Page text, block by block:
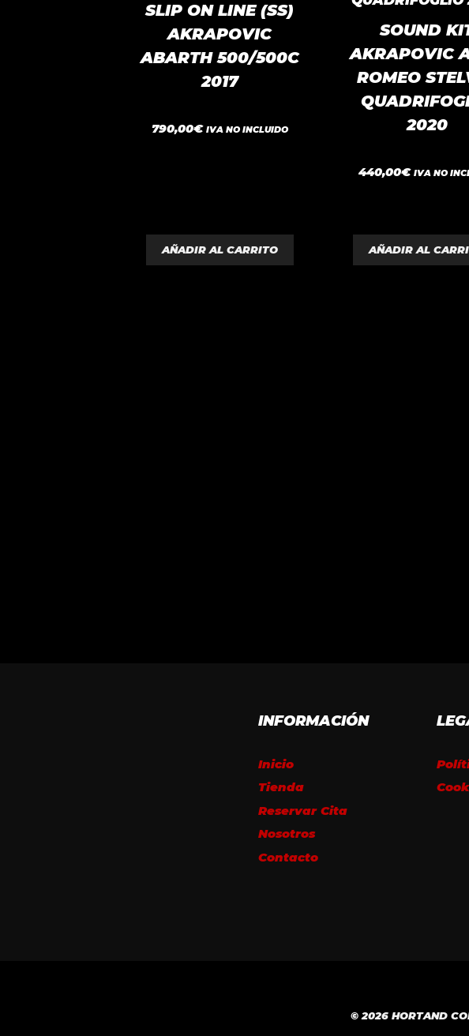
SLIP ON LINE (SS)
AKRAPOVIC
ABARTH 500/500C
2017
0
d
790,00€ IVA NO INCLUIDO
AÑADIR AL CARRITO
SOUND
AKRAPOVIC
ROMEO
2020
0
d
440,00€ IVA NO
AÑADIR AL
INFORMACIÓN
Inicio
Tienda
Reservar Cita
Nosotros
Contacto
© 2026 HORTAND